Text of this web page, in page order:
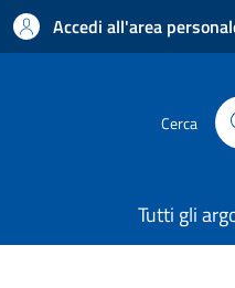
Accedi all'area
Cerca
Tutti gli